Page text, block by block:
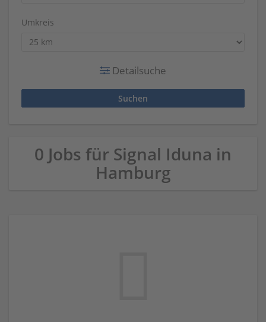
Umkreis
Detailsuche
0 Jobs für Signal Iduna in
Hamburg